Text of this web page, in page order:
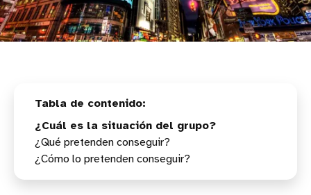
¿Cuál es la situación del grupo?
¿Qué pretenden conseguir?
¿Cómo lo pretenden conseguir?